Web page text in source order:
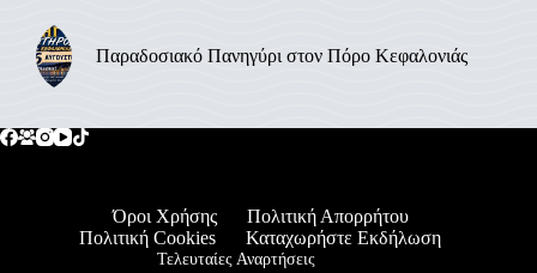
Παραδοσιακό Πανηγύρι στον Πόρο Κεφαλονιάς
Όροι Χρήσης
Πολιτική Απορρήτου
Πολιτική Cookies
Καταχωρήστε Εκδήλωση
Τελευταίες Αναρτήσεις